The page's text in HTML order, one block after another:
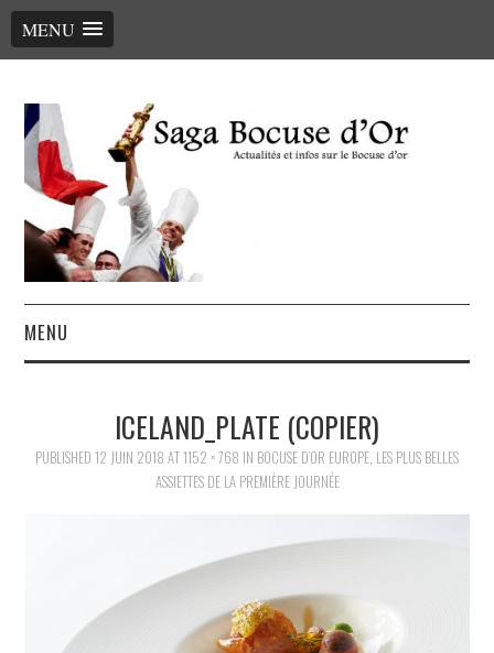
MENU
MENU
LE PALMARÈS, LES CHEFS
SAGA BOCUSE D’OR ?
VIDÉOS
ICELAND_PLATE (COPIER)
PUBLISHED 12 JUIN 2018 AT1152 × 768 IN BOCUSE D’OR EUROPE, LES PLUS BELLES
ASSIETTES DE LA PREMIÈRE JOURNÉE